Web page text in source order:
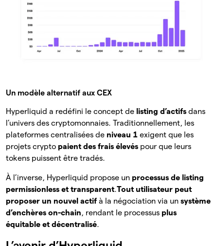
Un modèle alternatif aux CEX
Hyperliquid a redéfini le concept de listing d’actifs dans
l’univers des cryptomonnaies. Traditionnellement, les
plateformes centralisées de niveau 1 exigent que les
projets crypto paient des frais élevés pour que leurs
tokens puissent être tradés.
À l’inverse, Hyperliquid propose un processus de listing
permissionless et transparent.Tout utilisateur peut
proposer un nouvel actif à la négociation via un système
d’enchères on-chain, rendant le processus plus
équitable et décentralisé.